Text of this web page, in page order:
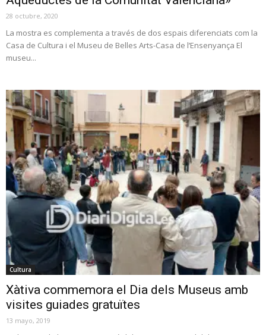
28 octubre, 2020
La mostra es complementa a través de dos espais diferenciats com la
Casa de Cultura i el Museu de Belles Arts-Casa de l’Ensenyança El
museu...
Cultura
Xàtiva commemora el Dia dels Museus amb
visites guiades gratuïtes
13 mayo, 2019